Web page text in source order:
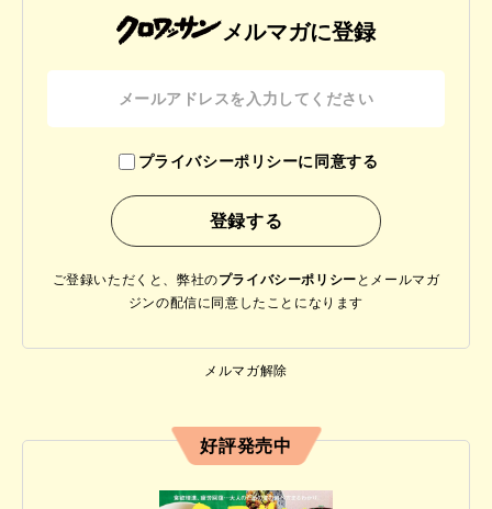
メルマガに登録
プライバシーポリシーに同意する
ご登録いただくと、弊社のプライバシーポリシー と メールマガ
ジンの配信に同意したことになります
メルマガ解除
好評発売中